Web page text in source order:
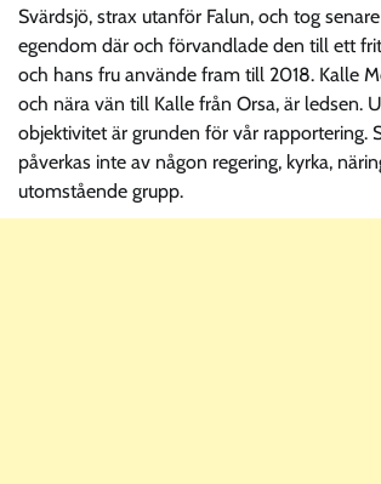
Svärdsjö, strax utanför Falun, och tog
egendom där och förvandlade den till ett
och hans fru använde fram till 2018. Kalle
och nära vän till Kalle från Orsa, är ledsen.
objektivitet är grunden för vår rapportering.
påverkas inte av någon regering, kyrka,
utomstående grupp.